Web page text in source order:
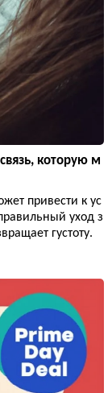
которую м
привести к ус
уход з
густоту.